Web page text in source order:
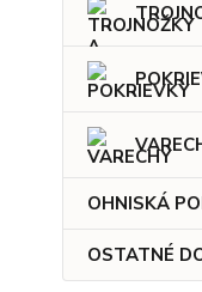
OHNISKÁ
OSTATNÉ